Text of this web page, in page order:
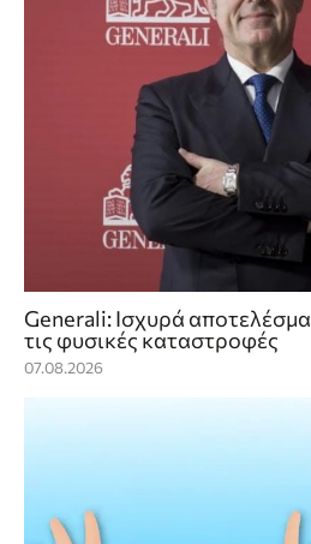
Generali: Ισχυρά
τις φυσικές καταστροφές
07.08.2026